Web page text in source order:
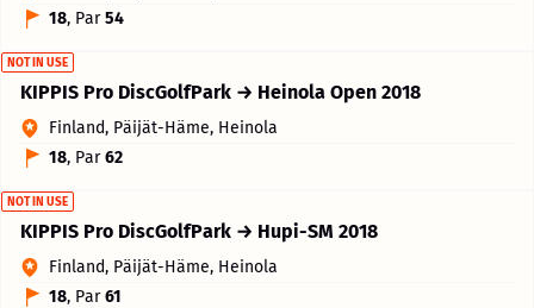
18, Par54
KIPPIS Pro DiscGolfPark → Heinola Open 2018
NOT IN USE
Finland, Päijät-Häme, Heinola
18, Par62
KIPPIS Pro DiscGolfPark → Hupi-SM 2018
NOT IN USE
Finland, Päijät-Häme, Heinola
18, Par61